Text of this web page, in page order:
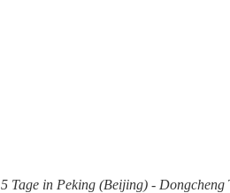
5 Tage in Peking (Beijing) - Dongcheng